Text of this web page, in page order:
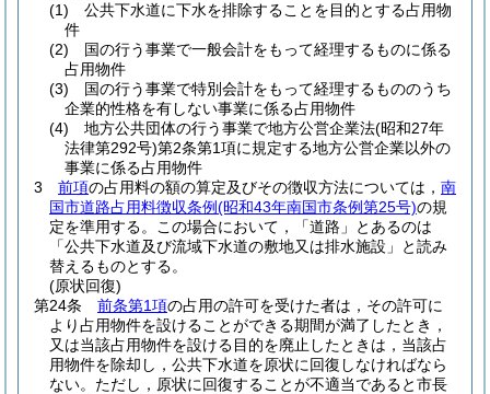
(1)
公共下水道に下水を排除することを目的とする占用物
件
(2)
国の行う事業で一般会計をもって経理するものに係る
占用物件
(3)
国の行う事業で特別会計をもって経理するもののうち
企業的性格を有しない事業に係る占用物件
(4)
地方公共団体の行う事業で地方公営企業法(昭和27年
法律第292号)第2条第1項に規定する地方公営企業以外の
事業に係る占用物件
3
前項の占用料の額の算定及びその徴収方法については， 南
国市道路占用料徴収条例(昭和43年南国市条例第25号)の規
定を準用する。
この場合において，「道路」とあるのは
「公共下水道及び流域下水道の敷地又は排水施設」と読み
替えるものとする。
(原状回復)
第24条
前条第1項の占用の許可を受けた者は，その許可に
より占用物件を設けることができる期間が満了したとき，
又は当該占用物件を設ける目的を廃止したときは，当該占
用物件を除却し，公共下水道を原状に回復しなければなら
ない。 ただし，原状に回復することが不適当であると市長